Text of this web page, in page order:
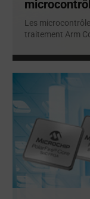
Les
traitement Arm